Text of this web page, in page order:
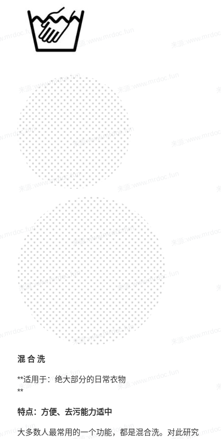
混 合 洗
**适用于：绝大部分的日常衣物
**
特点：方便、去污能力适中
大多数人最常用的一个功能，都是混合洗。对此研究